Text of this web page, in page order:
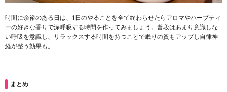
時間に余裕のある日は、1日のやることを全て終わらせたらアロマやハーブティ
ーの好きな香りで深呼吸する時間を作ってみましょう。普段はあまり意識しな
い呼吸を意識し、リラックスする時間を持つことで眠りの質もアップし自律神
経が整う効果も。
まとめ